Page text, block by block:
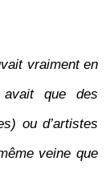
vraiment en
avait que des
ou d’artistes
veine que